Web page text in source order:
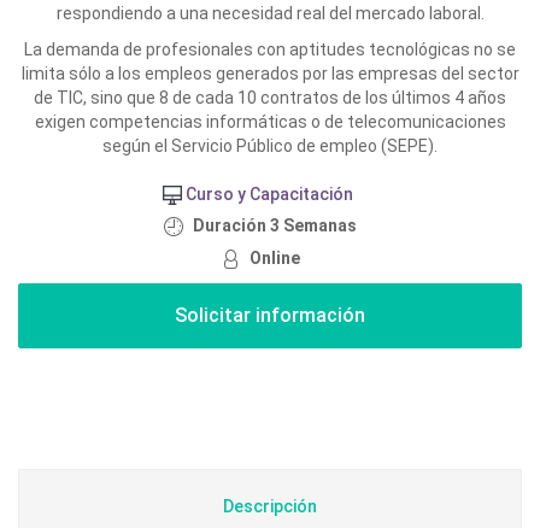
respondiendo a una necesidad real del mercado laboral.
La demanda de profesionales con aptitudes tecnológicas no se
limita sólo a los empleos generados por las empresas del sector
de TIC, sino que 8 de cada 10 contratos de los últimos 4 años
exigen competencias informáticas o de telecomunicaciones
según el Servicio Público de empleo (SEPE).
Curso y Capacitación
Duración 3 Semanas
Online
Descripción